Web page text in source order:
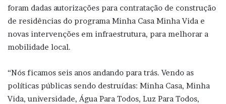
foram dadas autorizações para contratação de construção
de residências do programa Minha Casa Minha Vida e
novas intervenções em infraestrutura, para melhorar a
mobilidade local.
“Nós ficamos seis anos andando para trás. Vendo as
políticas públicas sendo destruídas: Minha Casa, Minha
Vida, universidade, Água Para Todos, Luz Para Todos,